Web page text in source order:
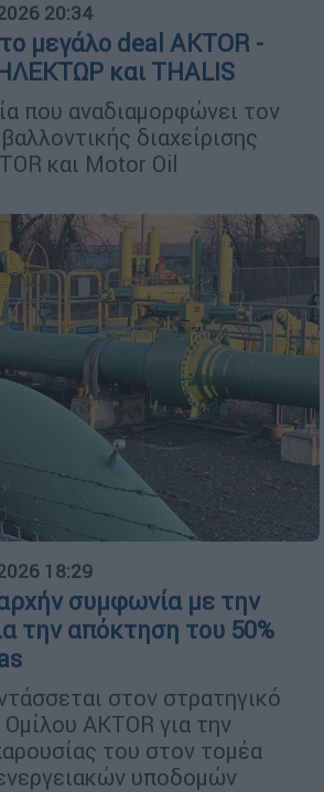
20:34
μεγάλο deal AKTOR -
και THALIS
που αναδιαμορφώνει τον
διαχείρισης
και Motor Oil
18:29
συμφωνία με την
την απόκτηση του 50%
στον στρατηγικό
AKTOR για την
του στον τομέα
υποδομών